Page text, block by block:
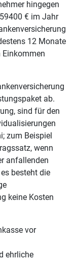
hingegen
€ im Jahr
12 Monate
ab.
sind für den
zum Beispiel
wenn
anfallenden
besteht die
keine Kosten
vor
ehrliche